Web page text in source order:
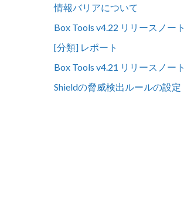
情報バリアについて
Box Tools v4.22 リリースノート
[分類] レポート
Box Tools v4.21 リリースノート
Shieldの脅威検出ルールの設定